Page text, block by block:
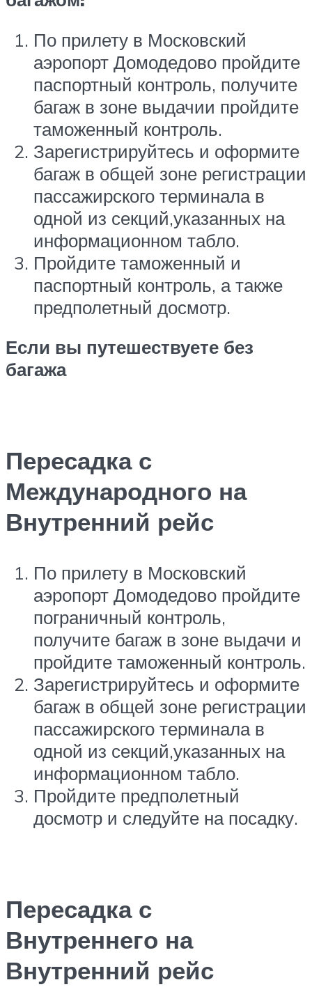
По прилету в Московский
аэропорт Домодедово пройдите
паспортный контроль, получите
багаж в зоне выдачии пройдите
таможенный контроль.
Зарегистрируйтесь и оформите
багаж в общей зоне регистрации
пассажирского терминала в
одной из секций,указанных на
информационном табло.
Пройдите таможенный и
паспортный контроль, а также
предполетный досмотр.
Если вы путешествуете без
багажа
Пересадка с
Международного на
Внутренний рейс
По прилету в Московский
аэропорт Домодедово пройдите
пограничный контроль,
получите багаж в зоне выдачи и
пройдите таможенный контроль.
Зарегистрируйтесь и оформите
багаж в общей зоне регистрации
пассажирского терминала в
одной из секций,указанных на
информационном табло.
Пройдите предполетный
досмотр и следуйте на посадку.
Пересадка с
Внутреннего на
Внутренний рейс